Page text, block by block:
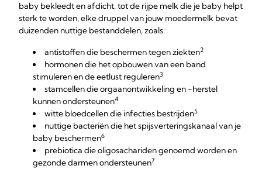
baby bekleedt en afdicht, tot de rijpe melk die je baby helpt
sterk te worden, elke druppel van jouw moedermelk bevat
duizenden nuttige bestanddelen, zoals:
antistoffen die beschermen tegen ziekten2
hormonen die het opbouwen van een band
stimuleren en de eetlust reguleren3
stamcellen die orgaanontwikkeling en -herstel
kunnen ondersteunen4
witte bloedcellen die infecties bestrijden5
nuttige bacteriën die het spijsverteringskanaal van je
baby beschermen6
prebiotica die oligosachariden genoemd worden en
gezonde darmen ondersteunen7